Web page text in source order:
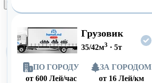
Грузовик
35/42м3 · 5т
ПО ГОРОДУ
от 600 Лей/час
ЗА ГОРОДОМ
от 16 Лей/км
Оформить заказ